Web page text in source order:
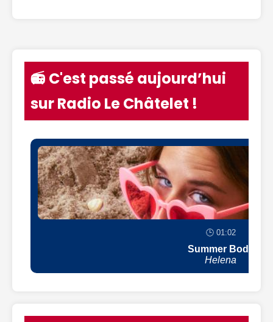
📻 C'est passé aujourd’hui
sur Radio Le Châtelet !
🕒 01:02
Summer Body
Helena